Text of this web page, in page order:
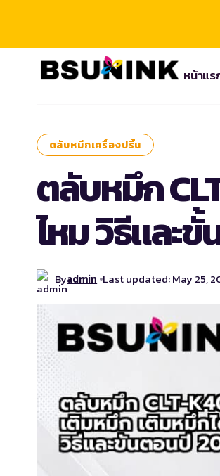
หน้าแร
ตลับหมึกเครื่องปริ้น
ตลับหมึก
ไหม วิธีและ
Byadmin Last updated: May 25,